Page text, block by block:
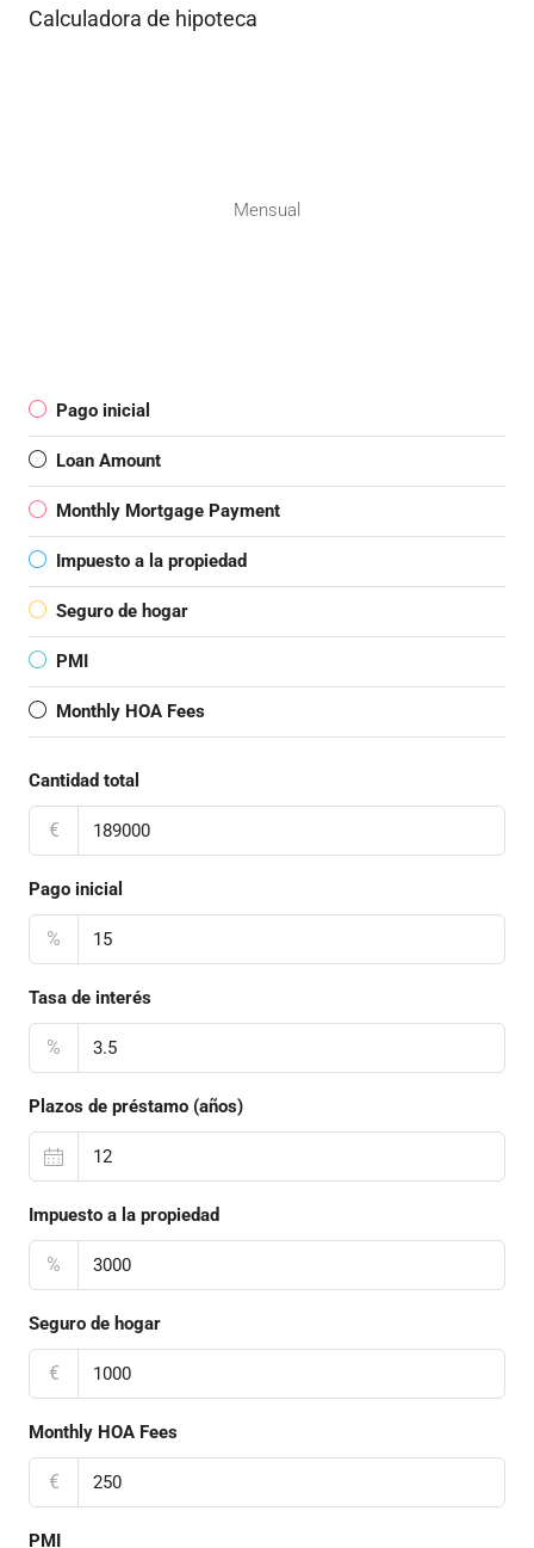
Calculadora de hipoteca
Mensual
Pago inicial
Loan Amount
Monthly Mortgage Payment
Impuesto a la propiedad
Seguro de hogar
PMI
Monthly HOA Fees
Cantidad total
€
Pago inicial
%
Tasa de interés
%
Plazos de préstamo (años)
Impuesto a la propiedad
%
Seguro de hogar
€
Monthly HOA Fees
€
PMI